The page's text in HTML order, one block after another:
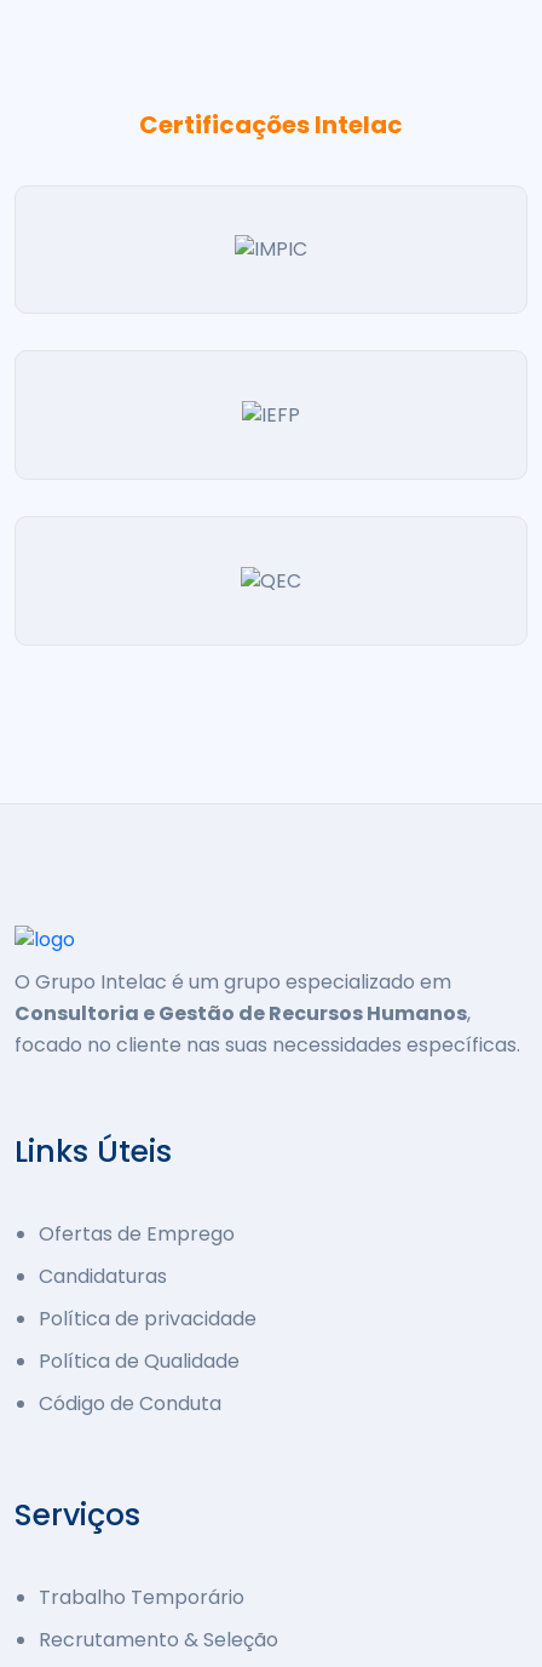
Certificações Intelac
O Grupo Intelac é um grupo especializado em
Consultoria e Gestão de Recursos Humanos,
focado no cliente nas suas necessidades específicas.
Links Úteis
Ofertas de Emprego
Candidaturas
Política de privacidade
Política de Qualidade
Código de Conduta
Serviços
Trabalho Temporário
Recrutamento & Seleção